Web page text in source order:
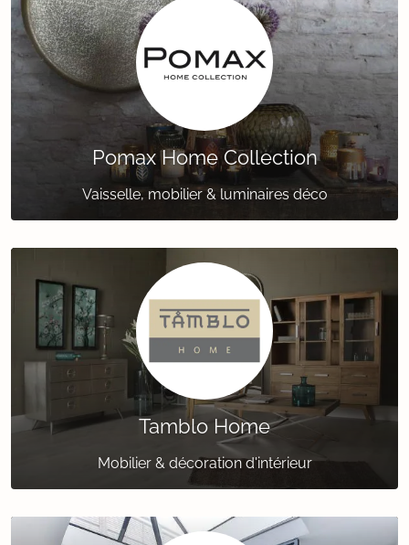
Pomax Home Collection
Vaisselle, mobilier & luminaires déco
Tamblo Home
Mobilier & décoration d'intérieur